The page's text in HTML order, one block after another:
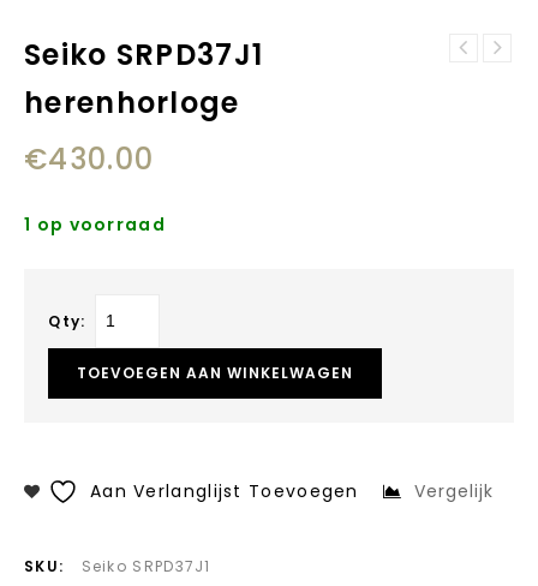
Seiko SRPD37J1
herenhorloge
€430.00
1 op voorraad
Qty:
TOEVOEGEN AAN WINKELWAGEN
Aan Verlanglijst Toevoegen Vergelijk
SKU: Seiko SRPD37J1